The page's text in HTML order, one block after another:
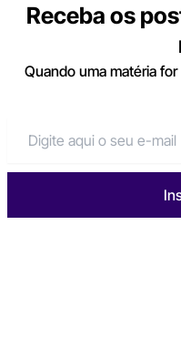
Receba os
Quando uma matéria